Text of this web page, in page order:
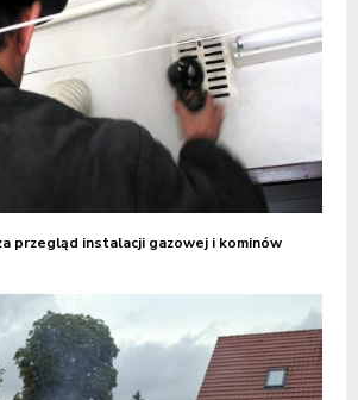
przegląd instalacji gazowej i kominów